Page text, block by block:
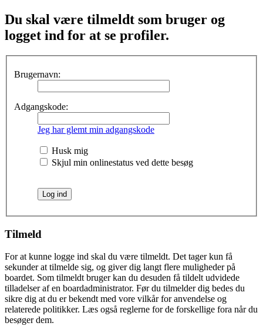
Du skal være tilmeldt som bruger og
logget ind for at se profiler.
Brugernavn:
Adgangskode:
Jeg har glemt min adgangskode
Husk mig
Skjul min onlinestatus ved dette besøg
Tilmeld
For at kunne logge ind skal du være tilmeldt. Det tager kun få
sekunder at tilmelde sig, og giver dig langt flere muligheder på
boardet. Som tilmeldt bruger kan du desuden få tildelt udvidede
tilladelser af en boardadministrator. Før du tilmelder dig bedes du
sikre dig at du er bekendt med vore vilkår for anvendelse og
relaterede politikker. Læs også reglerne for de forskellige fora når du
besøger dem.